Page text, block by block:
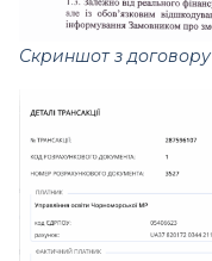
Скриншот з договору